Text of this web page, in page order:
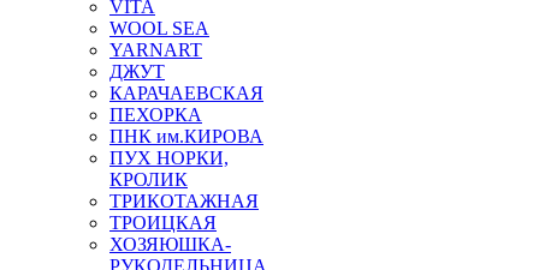
VITA
WOOL SEA
YARNART
ДЖУТ
КАРАЧАЕВСКАЯ
ПЕХОРКА
ПНК им.КИРОВА
ПУХ НОРКИ,
КРОЛИК
ТРИКОТАЖНАЯ
ТРОИЦКАЯ
ХОЗЯЮШКА-
РУКОДЕЛЬНИЦА